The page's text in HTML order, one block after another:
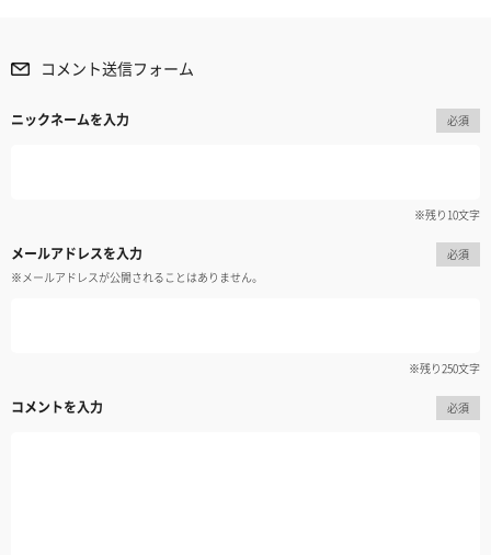
コメント送信フォーム
ニックネームを入力 必須
※残り 10文字
メールアドレスを入力
※メールアドレスが公開されることはありません。
必須
※残り250文字
コメントを入力 必須